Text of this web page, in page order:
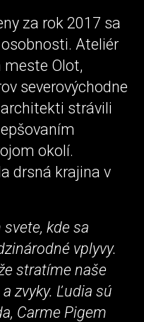
za rok 2017 sa
Ateliér
meste Olot,
severovýchodne
strávili
okolí.
drsná krajina v
kde sa
vplyvy.
stratíme naše
zvyky. Ľudia sú
Carme Pigem